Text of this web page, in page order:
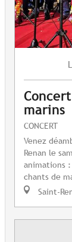
marins
CONCERT
Venez
Renan le
animations
chants de
Saint-